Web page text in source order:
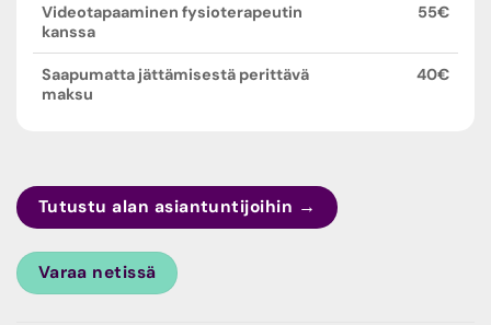
Videotapaaminen fysioterapeutin
kanssa
55€
Saapumatta jättämisestä perittävä
maksu
40€
Tutustu alan asiantuntijoihin →
Varaa netissä